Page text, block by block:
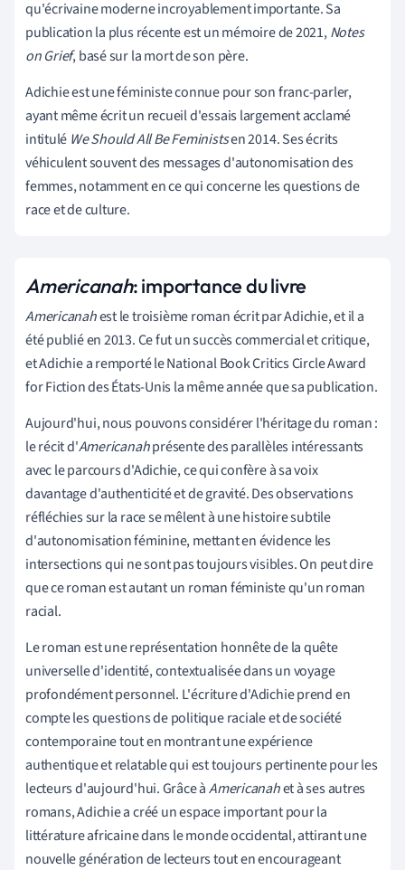
qu'écrivaine moderne incroyablement importante. Sa
publication la plus récente est un mémoire de 2021,Notes
on Grief, basé sur la mort de son père.
Adichie est une féministe connue pour son franc-parler,
ayant même écrit un recueil d'essais largement acclamé
intitulé We Should All Be Feministsen 2014. Ses écrits
véhiculent souvent des messages d'autonomisation des
femmes, notamment en ce qui concerne les questions de
race et de culture.
Americanah: importance du livre
Americanahest le troisième roman écrit par Adichie, et il a
été publié en 2013. Ce fut un succès commercial et critique,
et Adichie a remporté le National Book Critics Circle Award
for Fiction des États-Unis la même année que sa publication.
Aujourd'hui, nous pouvons considérer l'héritage du roman :
le récit d'Americanahprésente des parallèles intéressants
avec le parcours d'Adichie, ce qui confère à sa voix
davantage d'authenticité et de gravité. Des observations
réfléchies sur la race se mêlent à une histoire subtile
d'autonomisation féminine, mettant en évidence les
intersections qui ne sont pas toujours visibles. On peut dire
que ce roman est autant un roman féministe qu'un roman
racial.
Le roman est une représentation honnête de la quête
universelle d'identité, contextualisée dans un voyage
profondément personnel. L'écriture d'Adichie prend en
compte les questions de politique raciale et de société
contemporaine tout en montrant une expérience
authentique et relatable qui est toujours pertinente pour les
lecteurs d'aujourd'hui. Grâce àAmericanahet à ses autres
romans, Adichie a créé un espace important pour la
littérature africaine dans le monde occidental, attirant une
nouvelle génération de lecteurs tout en encourageant